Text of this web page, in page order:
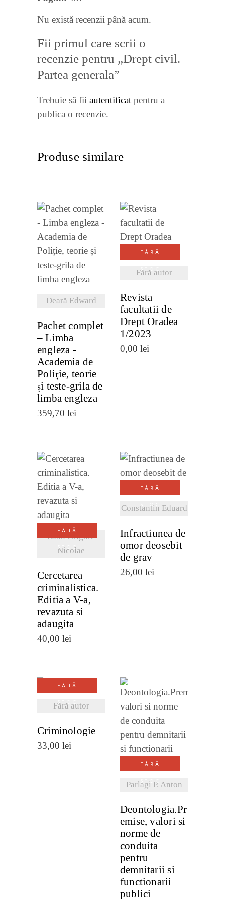
Nu există recenzii până acum.
Fii primul care scrii o
recenzie pentru „Drept civil.
Partea generala”
Trebuie să fii autentificat pentru a
publica o recenzie.
Produse similare
Deară Edward
DETALII
Pachet complet
– Limba
engleza -
Academia de
Poliție, teorie
și teste-grila de
limba engleza
359,70 lei
FĂRĂ
STOC
Fără autor
DETALII
Revista
facultatii de
Drept Oradea
1/2023
0,00 lei
FĂRĂ
STOC
Labo Grigore
Nicolae
DETALII
Cercetarea
criminalistica.
Editia a V-a,
revazuta si
adaugita
40,00 lei
FĂRĂ
STOC
Constantin Eduard
VEZI
DETALII
Infractiunea de
omor deosebit
de grav
26,00 lei
FĂRĂ
STOC
Fără autor
DETALII
Criminologie
33,00 lei
FĂRĂ
STOC
Parlagi P. Anton
VEZI
Deontologia.Pr
emise, valori si
norme de
conduita
pentru
demnitarii si
functionarii
publici